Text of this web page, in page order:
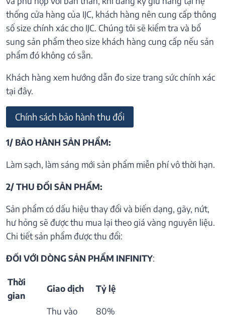
thống cửa hàng của IJC, khách hàng nên cung cấp thông
số size chính xác cho IJC. Chúng tôi sẽ kiểm tra và bổ
sung sản phẩm theo size khách hàng cung cấp nếu sản
phẩm đó không có sẵn.
Khách hàng xem hướng dẫn đo size trang sức chính xác
tại đây.
Chính sách bảo hành thu đổi
1/ BẢO HÀNH SẢN PHẨM:
Làm sạch, làm sáng mới sản phẩm miễn phí vô thời hạn.
2/ THU ĐỔI SẢN PHẨM:
Sản phẩm có dấu hiệu thay đổi và biến dạng, gãy, nứt,
hư hỏng sẽ được thu mua lại theo giá vàng nguyên liệu.
Chi tiết sản phẩm được thu đổi:
ĐỐI VỚI DÒNG SẢN PHẨM INFINITY:
Thời
gian
Giao dịch Tỷ lệ
Thu vào
80%